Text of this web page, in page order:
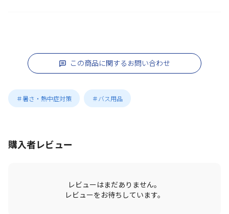
この商品に関するお問い合わせ
＃暑さ・熱中症対策 ＃バス用品
購入者レビュー
レビューはまだありません。
レビューをお待ちしています。